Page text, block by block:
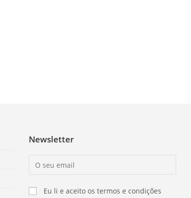
Newsletter
Eu li e aceito os termos e condições